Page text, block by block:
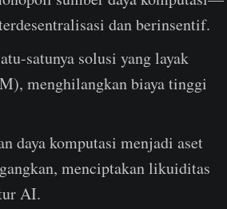
dan berinsentif.
satunya solusi yang layak
menghilangkan biaya tinggi
daya komputasi menjadi aset
menciptakan likuiditas
AI.